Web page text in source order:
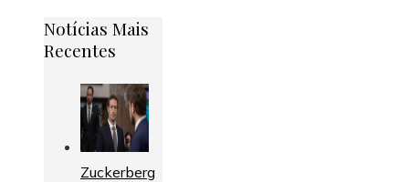
Notícias Mais
Recentes
Zuckerberg